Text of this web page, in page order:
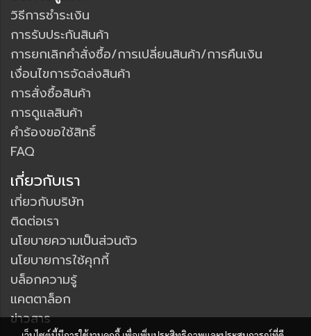
วิธีการชำระเงิน
การรับประกันสินค้า
การยกเลิกคำสั่งซื้อ/การเปลี่ยนสินค้า/การคืนเงิน
เงื่อนไขการจัดส่งสินค้า
การสั่งซื้อสินค้า
การดูแลสินค้า
คำร้องขอใช้สิทธิ์
FAQ
เกี่ยวกับเรา
เกี่ยวกับบริษัท
ติดต่อเรา
นโยบายความเป็นส่วนตัว
นโยบายการใช้คุกกี้
บล็อกความรู้
แคตตาล็อก
ข่าวสาร